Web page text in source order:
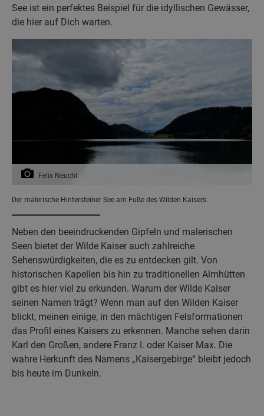
See ist ein perfektes Beispiel für die idyllischen Gewässer,
die hier auf Dich warten.
Felix Neuchl
Der malerische Hintersteiner See am Fuße des Wilden Kaisers.
Neben den beeindruckenden Gipfeln und malerischen
Seen bietet der Wilde Kaiser auch zahlreiche
Sehenswürdigkeiten, die es zu entdecken gilt. Von
historischen Kapellen bis hin zu traditionellen Almhütten
gibt es hier viel zu erkunden. Warum der Wilde Kaiser
seinen Namen trägt? Wenn man auf den Wilden Kaiser
blickt, meinen einige, in den mächtigen Felsformationen
das Profil eines Kaisers zu erkennen. Manche sehen darin
Karl den Großen, andere Franz I. oder Kaiser Max. Die
wahre Herkunft des Namens „Kaisergebirge“ bleibt jedoch
bis heute im Dunkeln.